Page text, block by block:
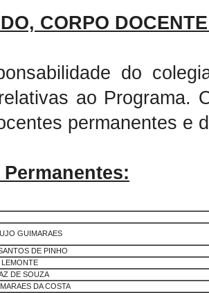
CORPO
do
ao Programa.
permanentes e
GUIMARAES
DE PINHO
DE SOUZA
DA COSTA